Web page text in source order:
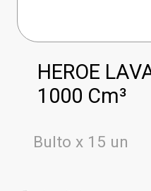
HEROE
1000 Cm³
Bulto x 15 un